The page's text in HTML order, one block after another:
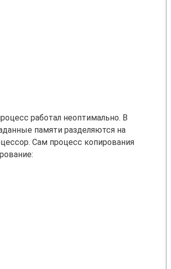
работал неоптимально. В
памяти разделяются на
Сам процесс копирования